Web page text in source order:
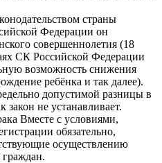
страны
Федерации он
совершеннолетия (18
СК Российской Федерации
возможность снижения
ребёнка и так далее).
допустимой разницы в
закон не устанавливает.
Вместе с условиями,
обязательно,
осуществлению